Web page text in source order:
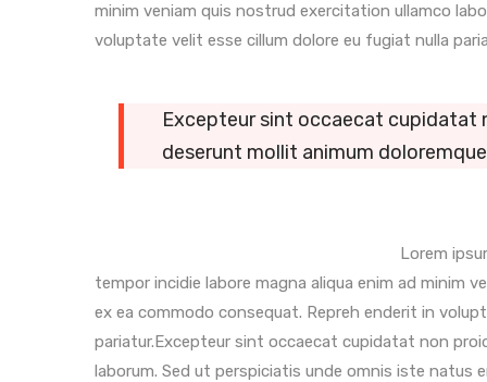
minim veniam quis nostrud exercitation ullamco
voluptate velit esse cillum dolore eu fugiat nulla
Excepteur sint occaecat cupidatat
deserunt mollit animum
Lorem
tempor incidie labore magna aliqua enim ad minim
ex ea commodo consequat. Repreh enderit in
pariatur.Excepteur sint occaecat cupidatat non
laborum. Sed ut perspiciatis unde omnis iste natus